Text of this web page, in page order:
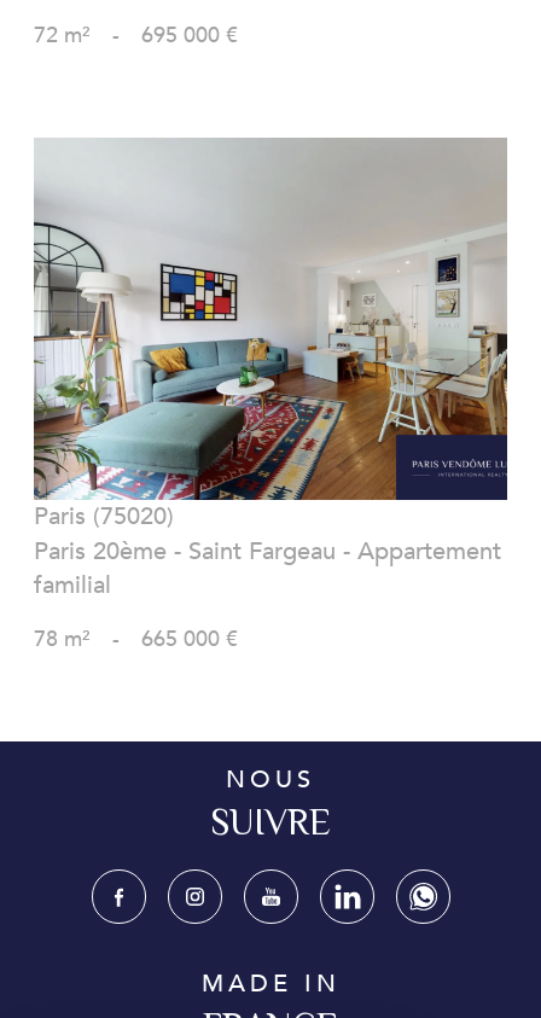
72 m² - 695 000 €
VOIR LE BIEN
Paris (75020)
Paris 20ème - Saint Fargeau - Appartement
familial
78 m² - 665 000 €
NOUS
SUIVRE
MADE IN